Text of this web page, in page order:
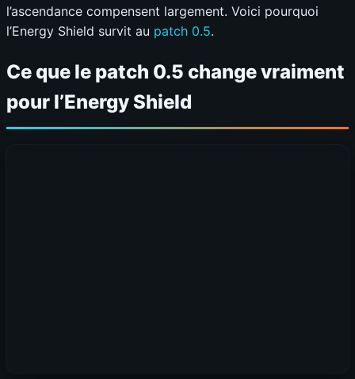
l’ascendance compensent largement. Voici pourquoi
l’Energy Shield survit au patch 0.5.
Ce que le patch 0.5 change vraiment
pour l’Energy Shield